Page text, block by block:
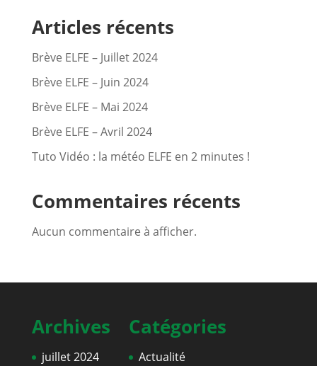
Articles récents
Brève ELFE – Juillet 2024
Brève ELFE – Juin 2024
Brève ELFE – Mai 2024
Brève ELFE – Avril 2024
Tuto Vidéo : la météo ELFE en 2 minutes !
Commentaires récents
Aucun commentaire à afficher.
Archives
juillet 2024
Catégories
Actualité